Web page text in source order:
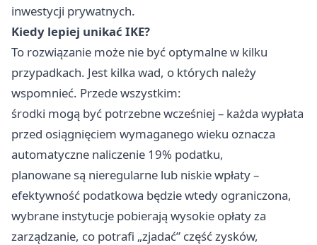
inwestycji prywatnych.
Kiedy lepiej unikać IKE?
To rozwiązanie może nie być optymalne w kilku
przypadkach. Jest kilka wad, o których należy
wspomnieć. Przede wszystkim:
środki mogą być potrzebne wcześniej – każda wypłata
przed osiągnięciem wymaganego wieku oznacza
automatyczne naliczenie 19% podatku,
planowane są nieregularne lub niskie wpłaty –
efektywność podatkowa będzie wtedy ograniczona,
wybrane instytucje pobierają wysokie opłaty za
zarządzanie, co potrafi „zjadać” część zysków,